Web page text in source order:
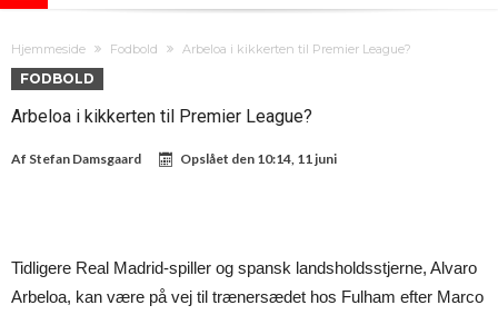
Stjerne
Mudrik på Spillet igen: Klar til Coventry?
Hjemmeside Fodbold Arbeloa i kikkerten til Premier League?
FODBOLD
Arbeloa i kikkerten til Premier League?
Af Stefan Damsgaard Opslået den 10:14, 11 juni
Tidligere Real Madrid-spiller og spansk landsholdsstjerne, Alvaro
Arbeloa, kan være på vej til trænersædet hos Fulham efter Marco